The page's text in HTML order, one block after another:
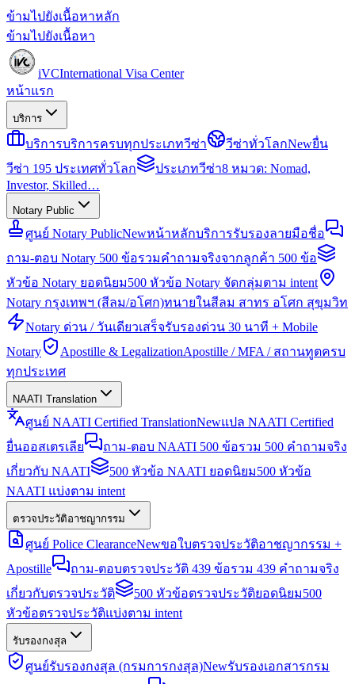
ข้ามไปยังเนื้อหาหลัก
ข้ามไปยังเนื้อหา
iVCInternational Visa Center
หน้าแรก
บริการ
บริการบริการครบทุกประเภทวีซ่า วีซ่าทั่วโลกNewยื่น
วีซ่า 195 ประเทศทั่วโลก
ประเภทวีซ่า8 หมวด: Nomad,
Investor, Skilled…
Notary Public
ศูนย์ Notary PublicNewหน้าหลักบริการรับรองลายมือชื่อ
ถาม-ตอบ Notary 500 ข้อรวมคำถามจริงจากลูกค้า 500 ข้อ
หัวข้อ Notary ยอดนิยม500 หัวข้อ Notary จัดกลุ่มตาม intent
Notary กรุงเทพฯ (สีลม/อโศก)ทนายในสีลม สาทร อโศก สุขุมวิท
Notary ด่วน / วันเดียวเสร็จรับรองด่วน 30 นาที + Mobile
Notary
Apostille & LegalizationApostille / MFA / สถานทูตครบ
ทุกประเทศ
NAATI Translation
ศูนย์ NAATI Certified TranslationNewแปล NAATI Certified
ยื่นออสเตรเลีย
ถาม-ตอบ NAATI 500 ข้อรวม 500 คำถามจริง
เกี่ยวกับ NAATI
500 หัวข้อ NAATI ยอดนิยม500 หัวข้อ
NAATI แบ่งตาม intent
ตรวจประวัติอาชญากรรม
ศูนย์ Police ClearanceNewขอใบตรวจประวัติอาชญากรรม +
Apostille
ถาม-ตอบตรวจประวัติ 439 ข้อรวม 439 คำถามจริง
เกี่ยวกับตรวจประวัติ
500 หัวข้อตรวจประวัติยอดนิยม500
หัวข้อตรวจประวัติแบ่งตาม intent
รับรองกงสุล
ศูนย์รับรองกงสุล (กรมการกงสุล)Newรับรองเอกสารกรม